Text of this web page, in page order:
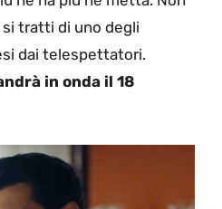
si tratti di uno degli
dai telespettatori.
in onda il 18